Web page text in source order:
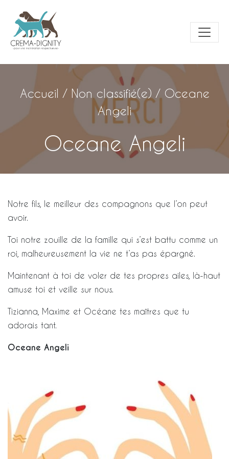
Accueil / Non classifié(e) / Oceane
Angeli
Oceane Angeli
Notre fils, le meilleur des compagnons que l’on peut
avoir.
Toi notre zouille de la famille qui s’est battu comme un
roi, malheureusement la vie ne t’as pas épargné.
Maintenant à toi de voler de tes propres ailes, là-haut
amuse toi et veille sur nous.
Tizianna, Maxime et Océane tes maîtres que tu
adorais tant.
Oceane Angeli